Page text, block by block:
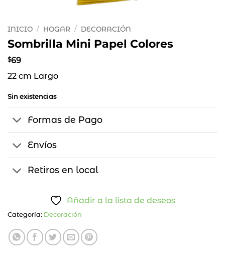
INICIO / HOGAR / DECORACIÓN
Sombrilla Mini Papel Colores
$69
22 cm Largo
Sin existencias
Formas de Pago
Envíos
Retiros en local
Añadir a la lista de deseos
Categoría: Decoración